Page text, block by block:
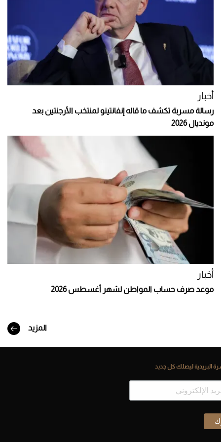
أخبار
رسالة مسربة تكشف ما قاله إنفانتينو لمنتخب الأرجنتين بعد
مونديال 2026
أخبار
موعد صرف حساب المواطن لشهر أغسطس 2026
المزيد
البريدية ليصلك كل جديد